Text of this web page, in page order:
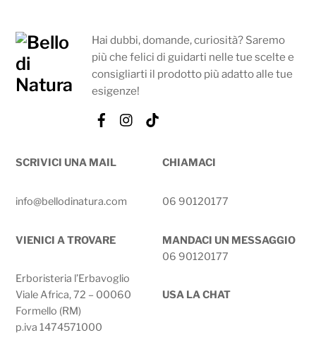
Hai dubbi, domande, curiosità? Saremo
più che felici di guidarti nelle tue scelte e
consigliarti il prodotto più adatto alle tue
esigenze!
FacebookInstagram
SCRIVICI UNA MAIL
info@bellodinatura.com
CHIAMACI
06 90120177
VIENICI A TROVARE
Erboristeria l’Erbavoglio
Viale Africa, 72 – 00060
Formello (RM)
p.iva 1474571000
MANDACI UN MESSAGGIO
06 90120177
USA LA CHAT